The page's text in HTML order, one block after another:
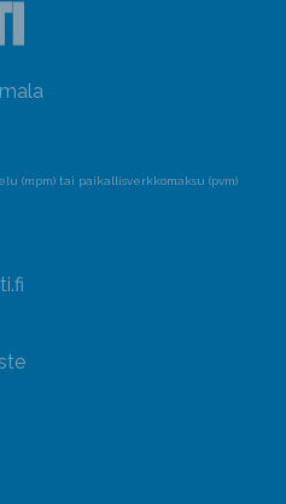
(mpm) tai paikallisverkkomaksu (pvm)